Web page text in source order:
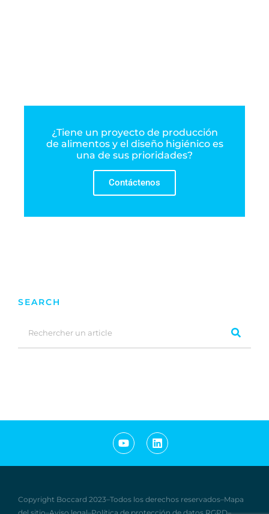
¿Tiene un proyecto de producción
de alimentos y el diseño higiénico es
una de sus prioridades?
Contáctenos
SEARCH
Copyright Boccard 2023–Todos los derechos reservados–Mapa